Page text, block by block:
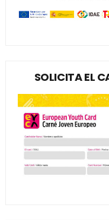
SOLICITA EL